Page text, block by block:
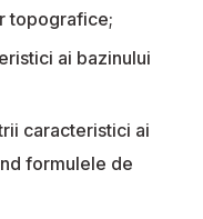
topografice;
ai bazinului
caracteristici ai
formulele de